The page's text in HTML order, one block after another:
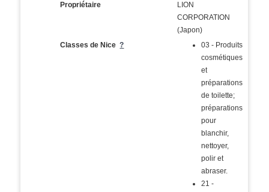
Propriétaire
LION
CORPORATION
(Japon)
Classes de Nice?
03 - Produits
cosmétiques
et
préparations
de toilette;
préparations
pour
blanchir,
nettoyer,
polir et
abraser.
21 -